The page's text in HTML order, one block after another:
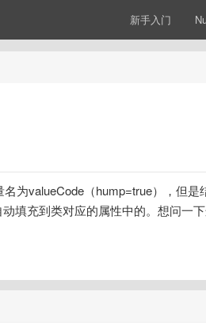
新手入门
为valueCode（hump=true），但是
填充到类对应的属性中的。想问一